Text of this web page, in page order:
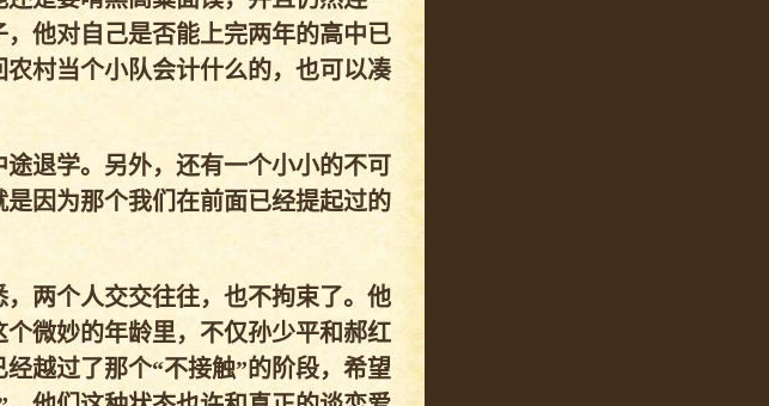
他对自己是否能上完两年的高中已
村当个小队会计什么的，也可以凑
退学。另外，还有一个小小的不可
因为那个我们在前面已经提起过的
两个人交交往往，也不拘束了。他
微妙的年龄里，不仅孙少平和郝红
越过了那个“不接触”的阶段，希望